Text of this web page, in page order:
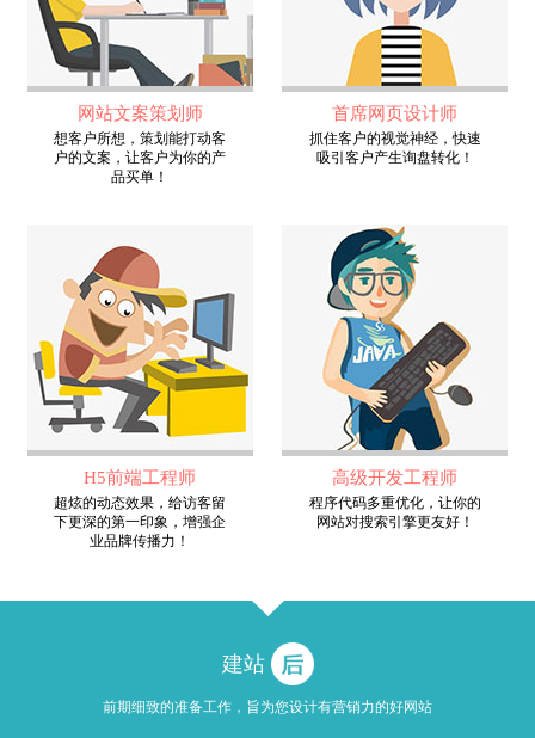
网站文案策划师
想客户所想，策划能打动客
户的文案，让客户为你的产
品买单！
首席网页设计师
抓住客户的视觉神经，快速
吸引客户产生询盘转化！
H5前端工程师
超炫的动态效果，给访客留
下更深的第一印象，增强企
业品牌传播力！
高级开发工程师
程序代码多重优化，让你的
网站对搜索引擎更友好！
建站
前期细致的准备工作，旨为您设计有营销力的好网站